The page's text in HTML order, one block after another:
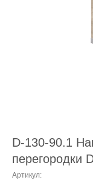
D-130-90.1
перегородки
Артикул: